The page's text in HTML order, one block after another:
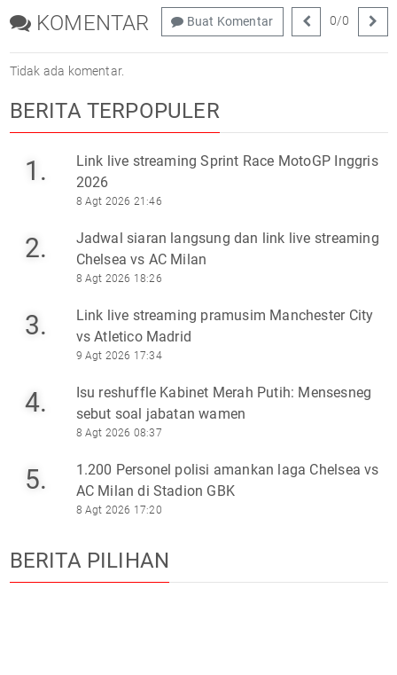
KOMENTAR Buat Komentar 0/0
Tidak ada komentar.
BERITA TERPOPULER
1.
Link live streaming Sprint Race MotoGP Inggris
2026
8 Agt 2026 21:46
2.
Jadwal siaran langsung dan link live streaming
Chelsea vs AC Milan
8 Agt 2026 18:26
3.
Link live streaming pramusim Manchester City
vs Atletico Madrid
9 Agt 2026 17:34
4.
Isu reshuffle Kabinet Merah Putih: Mensesneg
sebut soal jabatan wamen
8 Agt 2026 08:37
5.
1.200 Personel polisi amankan laga Chelsea vs
AC Milan di Stadion GBK
8 Agt 2026 17:20
BERITA PILIHAN